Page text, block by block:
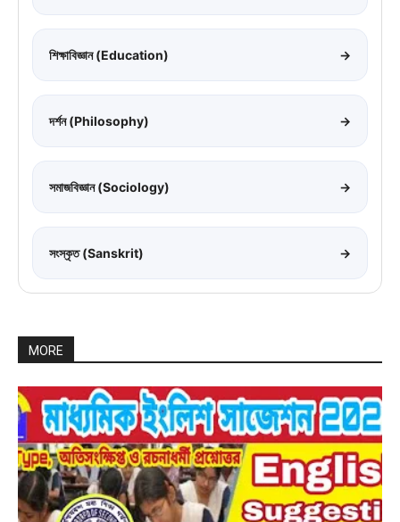
শিক্ষাবিজ্ঞান (Education) →
দর্শন (Philosophy) →
সমাজবিজ্ঞান (Sociology) →
সংস্কৃত (Sanskrit) →
MORE